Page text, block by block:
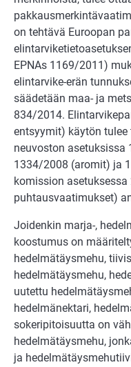
on tehtävä Euroopan
EPNAs 1169/2011)
elintarvike-erän
säädetään maa- ja
834/2014.
entsyymit) käytön
neuvoston
1334/2008 (aromit) ja
komission
puhtausvaatimukset)
Joidenkin marja-,
koostumus on
hedelmätäysmehu,
hedelmätäysmehu,
uutettu
hedelmänektari,
sokeripitoisuutta on
hedelmätäysmehu,
ja